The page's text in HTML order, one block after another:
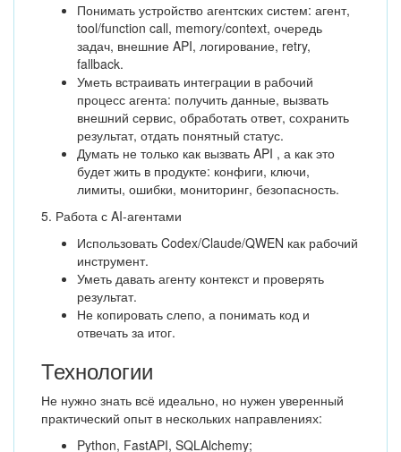
Понимать устройство агентских систем: агент,
tool/function call, memory/context, очередь
задач, внешние API, логирование, retry,
fallback.
Уметь встраивать интеграции в рабочий
процесс агента: получить данные, вызвать
внешний сервис, обработать ответ, сохранить
результат, отдать понятный статус.
Думать не только как вызвать API , а как это
будет жить в продукте: конфиги, ключи,
лимиты, ошибки, мониторинг, безопасность.
5. Работа с AI-агентами
Использовать Codex/Claude/QWEN как рабочий
инструмент.
Уметь давать агенту контекст и проверять
результат.
Не копировать слепо, а понимать код и
отвечать за итог.
Технологии
Не нужно знать всё идеально, но нужен уверенный
практический опыт в нескольких направлениях:
Python, FastAPI, SQLAlchemy;